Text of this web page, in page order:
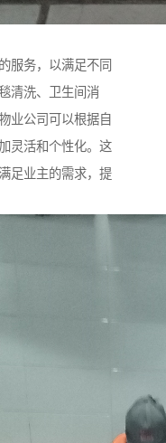
服务，以满足不同
清洗、卫生间消
业公司可以根据自
灵活和个性化。这
足业主的需求，提